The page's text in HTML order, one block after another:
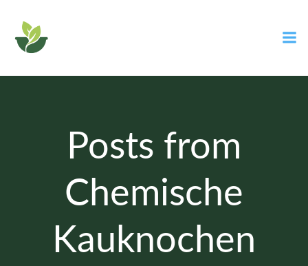
Posts from
Chemische
Kauknochen